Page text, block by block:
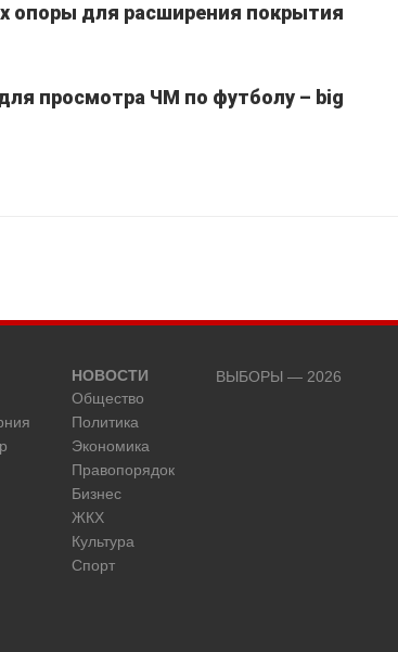
опоры для расширения покрытия
просмотра ЧМ по футболу – big
НОВОСТИ
Общество
Политика
Экономика
Правопорядок
Бизнес
ЖКХ
Культура
Спорт
ВЫБОРЫ — 2026